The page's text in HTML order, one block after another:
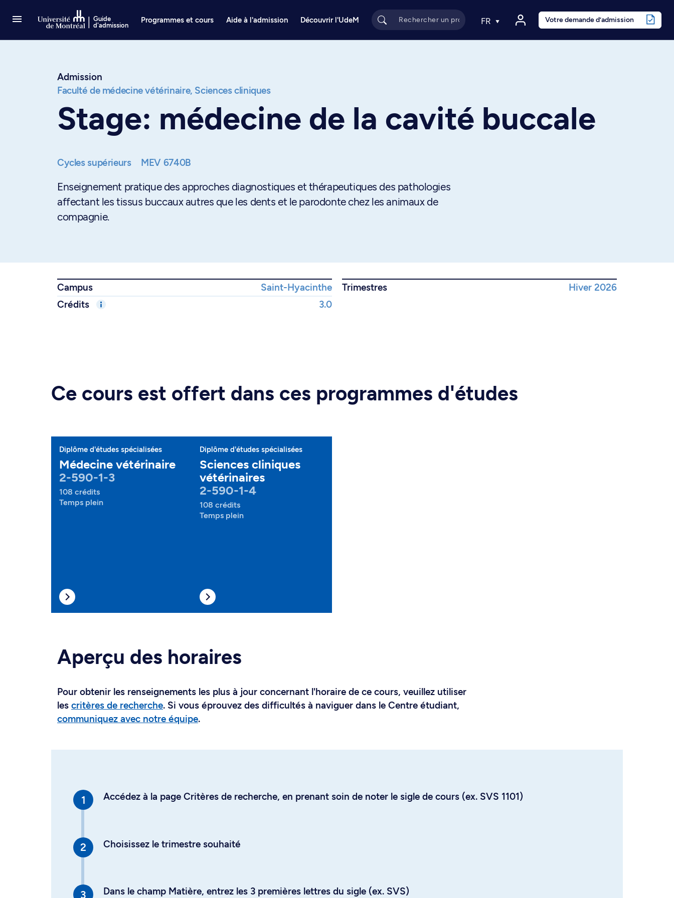
Guide
d'admission
Programmes et cours Aide à l'admission Découvrir l'UdeM FR Votre demande d’admission
Admission
Faculté de médecine vétérinaire, Sciences cliniques
Stage: médecine de la cavité buccale
Cycles supérieurs MEV 6740B
Enseignement pratique des approches diagnostiques et thérapeutiques des pathologies
affectant les tissus buccaux autres que les dents et le parodonte chez les animaux de
compagnie.
Campus Saint-Hyacinthe Trimestres
Hiver 2026
Crédits
3.0
Ce cours est offert dans ces programmes d'études
Diplôme d'études spécialisées
Médecine vétérinaire
2-590-1-3
108 crédits
Temps plein
Diplôme d'études spécialisées
Sciences cliniques
vétérinaires
2-590-1-4
108 crédits
Temps plein
Aperçu des horaires
Pour obtenir les renseignements les plus à jour concernant l'horaire de ce cours, veuillez utiliser
les critères de recherche. Si vous éprouvez des difficultés à naviguer dans le Centre étudiant,
communiquez avec notre équipe.
Accédez à la page Critères de recherche, en prenant soin de noter le sigle de cours (ex. SVS 1101)
Choisissez le trimestre souhaité
Dans le champ Matière, entrez les 3 premières lettres du sigle (ex. SVS)